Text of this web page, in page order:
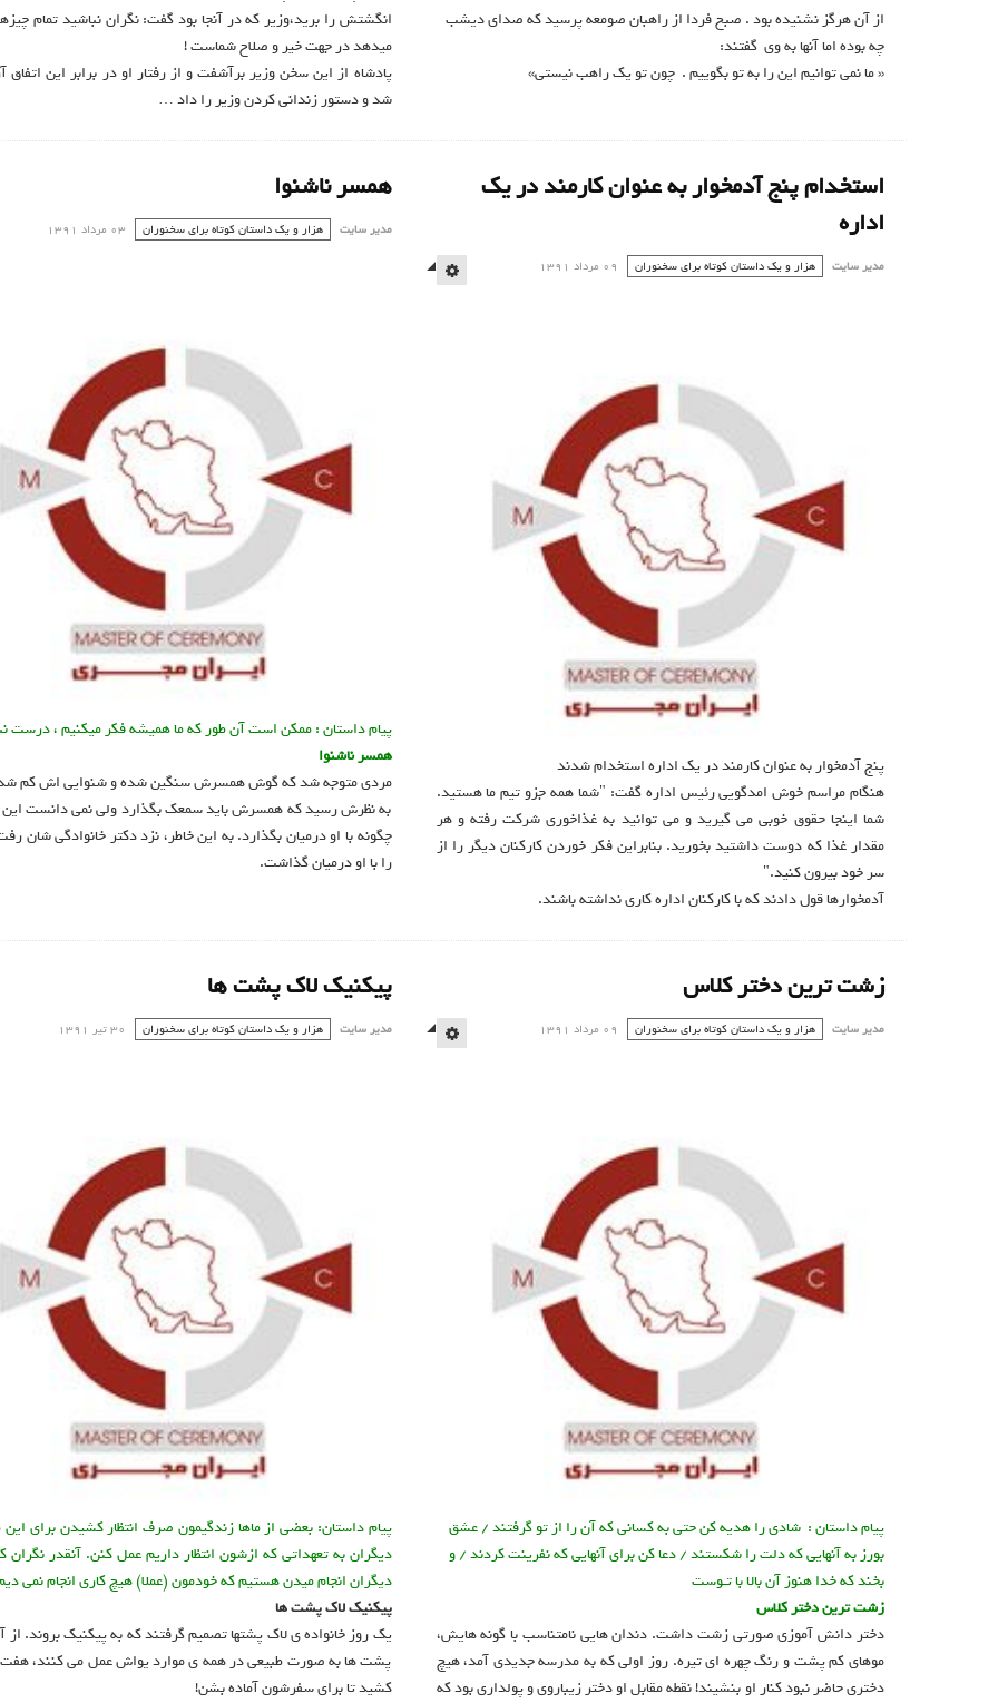
از آن هرگز نشنیده بود . صبح فردا از راهبان صومعه پرسید که صدای دیشب
چه بوده اما آنها به وی گفتند:
« ما نمی توانیم این را به تو بگوییم . چون تو یک راهب نیستی»
انگشتش را برید،وزیر که در آنجا بود گفت: نگران نباشید تمام
میدهد در جهت خیر و صلاح شماست !
پادشاه از این سخن وزیر برآشفت و از رفتار او در برابر این اتفاق
شد و دستور زندانی کردن وزیر را داد …
استخدام پنج آدمخوار به عنوان کارمند در یک
اداره
مدیر سایت هزار و یک داستان کوتاه برای سخنوران 09 مرداد 1391
EMPTY
پنج آدمخوار به عنوان کارمند در یک اداره استخدام شدند
هنگام مراسم خوش امدگویی رئیس اداره گفت: "شما همه جزو تیم ما هستید.
شما اینجا حقوق خوبی می گیرید و می توانید به غذاخوری شرکت رفته و هر
مقدار غذا که دوست داشتید بخورید. بنابراین فکر خوردن کارکنان دیگر را از
سر خود بیرون کنید."
آدمخوارها قول دادند که با کارکنان اداره کاری نداشته باشند.
همسر ناشنوا
مدیر سایت هزار و یک داستان کوتاه برای سخنوران 03 مرداد 1391
پیام داستان : ممکن است آن طور که ما هميشه فکر ميکنيم ، درست
همسر ناشنوا
مردي متوجه شد که گوش همسرش سنگين شده و شنوايي اش کم
به نظرش رسيد که همسرش بايد سمعک بگذارد ولي نمي دانست اين
چگونه با او درميان بگذارد. به اين خاطر، نزد دکتر خانوادگي شان
را با او درميان گذاشت.
زشت ترین دختر کلاس
مدیر سایت هزار و یک داستان کوتاه برای سخنوران 09 مرداد 1391
EMPTY
پیام داستان : شادی را هدیه کن حتی به کسانی که آن را از تو گرفتند / عشق
بورز به آنهایی که دلت را شکستند / دعا کن برای آنهایی که نفرینت کردند / و
بخند که خدا هنوز آن بالا با تـوست
زشت ترین دختر کلاس
دختر دانش آموزی صورتی زشت داشت. دندان هایی نامتناسب با گونه هایش،
موهای کم پشت و رنگ چهره ای تیره. روز اولی که به مدرسه جدیدی آمد، هیچ
دختری حاضر نبود کنار او بنشیند! نقطه مقابل او دختر زیباروی و پولداری بود که
پیکنیک لاک پشت ها
مدیر سایت هزار و یک داستان کوتاه برای سخنوران 30 تیر 1391
پیام داستان: بعضی از ماها زندگیمون صرف انتظار کشیدن برای
دیگران به تعهداتی که ازشون انتظار داریم عمل کنن. آنقدر نگران
دیگران انجام میدن هستیم که خودمون (عملا) هیچ کاری انجام نمی
پیکنیک لاک پشت ها
یک روز خانواده ی لاک پشتها تصمیم گرفتند که به پیکنیک بروند. از
پشت ها به صورت طبیعی در همه ی موارد یواش عمل می کنند،
کشید تا برای سفرشون آماده بشن!